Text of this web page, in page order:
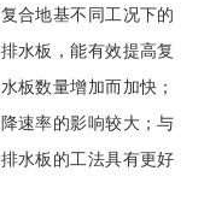
合地基不同工况下的
水板，能有效提高复
板数量增加而加快；
速率的影响较大；与
水板的工法具有更好